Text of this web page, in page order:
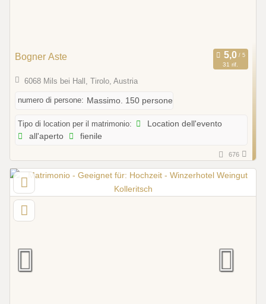
Bogner Aste
31 rif.
6068 Mils bei Hall, Tirolo, Austria
numero di persone: Massimo. 150 persone
Tipo di location per il matrimonio:
Location dell'evento
all'aperto
fienile
676